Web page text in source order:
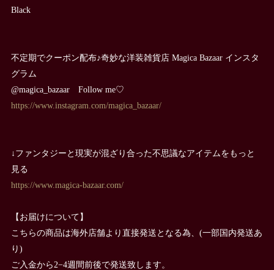
Black
不定期でクーポン配布♪奇妙な洋装雑貨店 Magica Bazaar インスタ
グラム
@magica_bazaar Follow me♡
https://www.instagram.com/magica_bazaar/
↓ファンタジーと現実が混ざり合った不思議なアイテムをもっと
見る
https://www.magica-bazaar.com/
【お届けについて】
こちらの商品は海外店舗より直接発送となる為、(一部国内発送あ
り)
ご入金から2−4週間前後で発送致します。